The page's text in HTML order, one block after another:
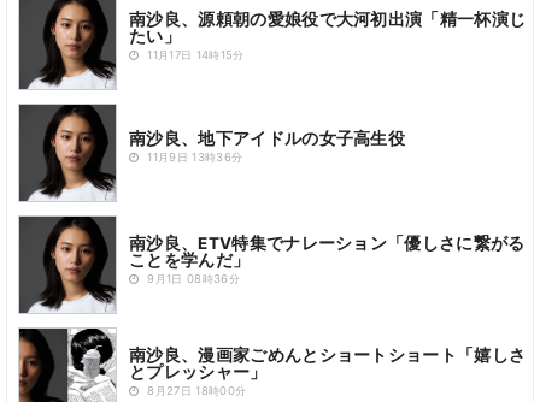
南沙良、源頼朝の愛娘役で大河初出演「精一杯演じ
たい」
11月17日 14時15分
南沙良、地下アイドルの女子高生役
11月9日 13時36分
南沙良、ETV特集でナレーション「優しさに繋がる
ことを学んだ」
9月1日 08時36分
南沙良、漫画家ごめんとショートショート「嬉しさ
とプレッシャー」
8月27日 18時00分